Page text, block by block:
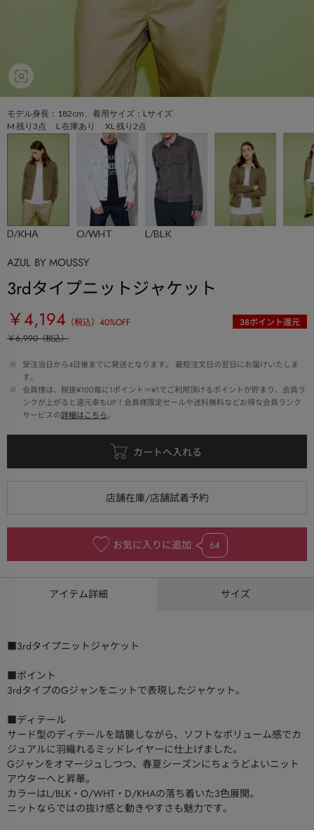
モデル身長：182cm、着用サイズ：Lサイズ
M 残り3点 L 在庫あり XL 残り2点
D/KHA O/WHT L/BLK
AZUL BY MOUSSY
3rdタイプニットジャケット
￥4,194 （税込） 40%OFF 38ポイント還元
￥6,990（税込）
※
受注当日から4日後までに発送となります。 最短注文日の翌日にお届けいたしま
す。
※
会員様は、税抜¥100毎に1ポイント＝¥1でご利用頂けるポイントが貯まり、会員ラ
ンクが上がると還元率もUP！会員様限定セールや送料無料などお得な会員ランク
サービスの詳細はこちら。
お気に入りに追加 64
アイテム詳細 サイズ
■3rdタイプニットジャケット
■ポイント
3rdタイプのGジャンをニットで表現したジャケット。
■ディテール
サード型のディテールを踏襲しながら、ソフトなボリューム感でカ
ジュアルに羽織れるミッドレイヤーに仕上げました。
Gジャンをオマージュしつつ、春夏シーズンにちょうどよいニット
アウターへと昇華。
カラーはL/BLK・O/WHT・D/KHAの落ち着いた3色展開。
ニットならではの抜け感と動きやすさも魅力です。